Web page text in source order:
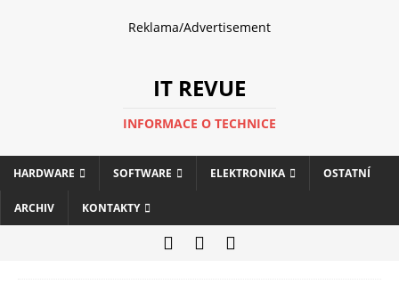
Reklama/Advertisement
IT REVUE
INFORMACE O TECHNICE
HARDWARE SOFTWARE ELEKTRONIKA OSTATNÍ
ARCHIV KONTAKTY